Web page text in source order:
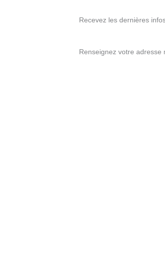
Recevez les dernières
Renseignez votre adresse